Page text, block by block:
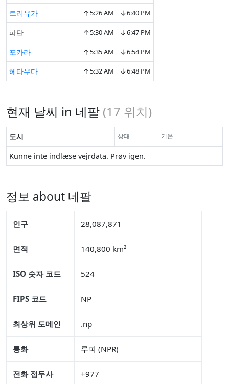
트리유가 ↑5:26 AM ↓6:40 PM
파탄 ↑5:30 AM ↓6:47 PM
포카라 ↑5:35 AM ↓6:54 PM
헤타우다 ↑5:32 AM ↓6:48 PM
현재 날씨 in 네팔 (17 위치)
도시 상태 기온
Kunne inte indlæse vejrdata. Prøv igen.
정보 about 네팔
인구 28,087,871
면적 140,800 km²
ISO 숫자 코드 524
FIPS 코드 NP
최상위 도메인 .np
통화 루피 (NPR)
전화 접두사 +977